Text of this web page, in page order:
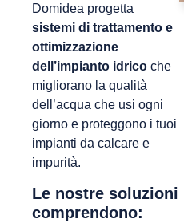
Domidea progetta
sistemi di trattamento e
ottimizzazione
dell’impianto idrico che
migliorano la qualità
dell’acqua che usi ogni
giorno e proteggono i tuoi
impianti da calcare e
impurità.
Le nostre soluzioni
comprendono: